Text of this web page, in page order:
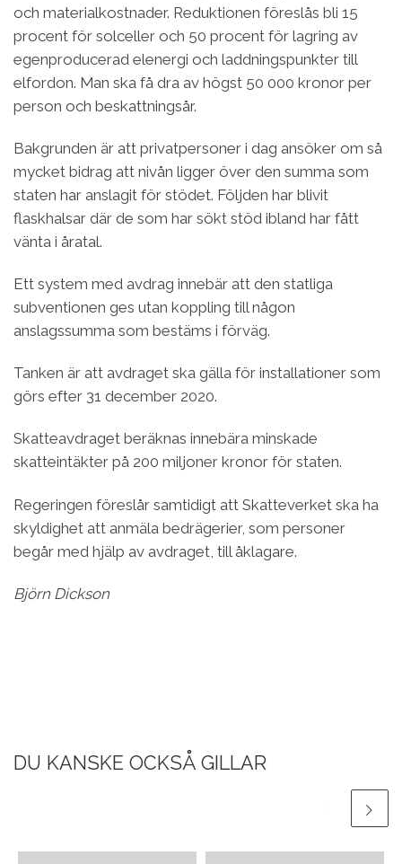
och materialkostnader. Reduktionen föreslås bli 15
procent för solceller och 50 procent för lagring av
egenproducerad elenergi och laddningspunkter till
elfordon. Man ska få dra av högst 50 000 kronor per
person och beskattningsår.
Bakgrunden är att privatpersoner i dag ansöker om så
mycket bidrag att nivån ligger över den summa som
staten har anslagit för stödet. Följden har blivit
flaskhalsar där de som har sökt stöd ibland har fått
vänta i åratal.
Ett system med avdrag innebär att den statliga
subventionen ges utan koppling till någon
anslagssumma som bestäms i förväg.
Tanken är att avdraget ska gälla för installationer som
görs efter 31 december 2020.
Skatteavdraget beräknas innebära minskade
skatteintäkter på 200 miljoner kronor för staten.
Regeringen föreslår samtidigt att Skatteverket ska ha
skyldighet att anmäla bedrägerier, som personer
begår med hjälp av avdraget, till åklagare.
Björn Dickson
DU KANSKE OCKSÅ GILLAR